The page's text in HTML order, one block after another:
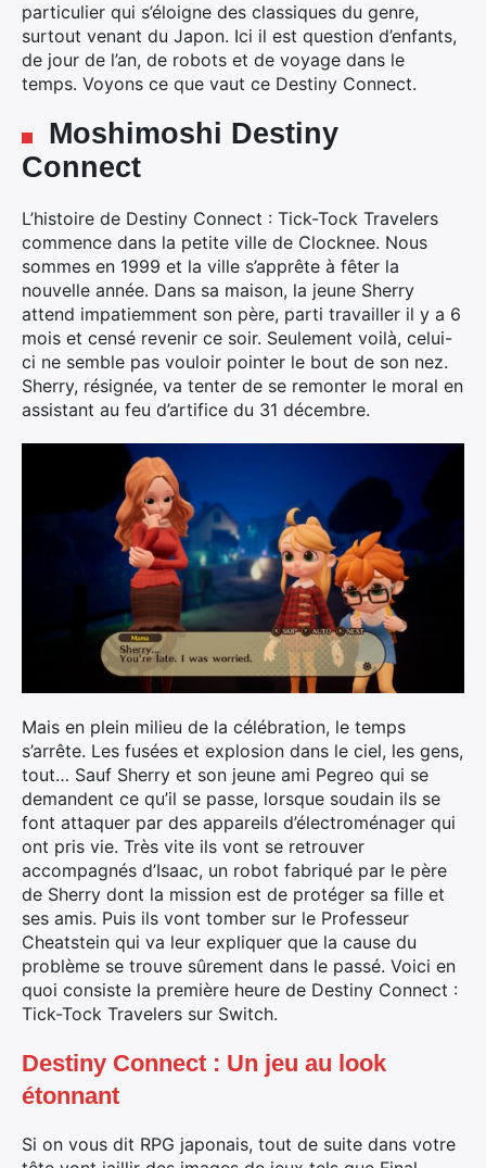
particulier qui s’éloigne des classiques du genre,
surtout venant du Japon. Ici il est question d’enfants,
de jour de l’an, de robots et de voyage dans le
temps. Voyons ce que vaut ce Destiny Connect.
Moshimoshi Destiny
Connect
L’histoire de Destiny Connect : Tick-Tock Travelers
commence dans la petite ville de Clocknee. Nous
sommes en 1999 et la ville s’apprête à fêter la
nouvelle année. Dans sa maison, la jeune Sherry
attend impatiemment son père, parti travailler il y a 6
mois et censé revenir ce soir. Seulement voilà, celui-
ci ne semble pas vouloir pointer le bout de son nez.
Sherry, résignée, va tenter de se remonter le moral en
assistant au feu d’artifice du 31 décembre.
Mais en plein milieu de la célébration, le temps
s’arrête. Les fusées et explosion dans le ciel, les gens,
tout… Sauf Sherry et son jeune ami Pegreo qui se
demandent ce qu’il se passe, lorsque soudain ils se
font attaquer par des appareils d’électroménager qui
ont pris vie. Très vite ils vont se retrouver
accompagnés d’Isaac, un robot fabriqué par le père
de Sherry dont la mission est de protéger sa fille et
ses amis. Puis ils vont tomber sur le Professeur
Cheatstein qui va leur expliquer que la cause du
problème se trouve sûrement dans le passé. Voici en
quoi consiste la première heure de Destiny Connect :
Tick-Tock Travelers sur Switch.
Destiny Connect : Un jeu au look
étonnant
Si on vous dit RPG japonais, tout de suite dans votre